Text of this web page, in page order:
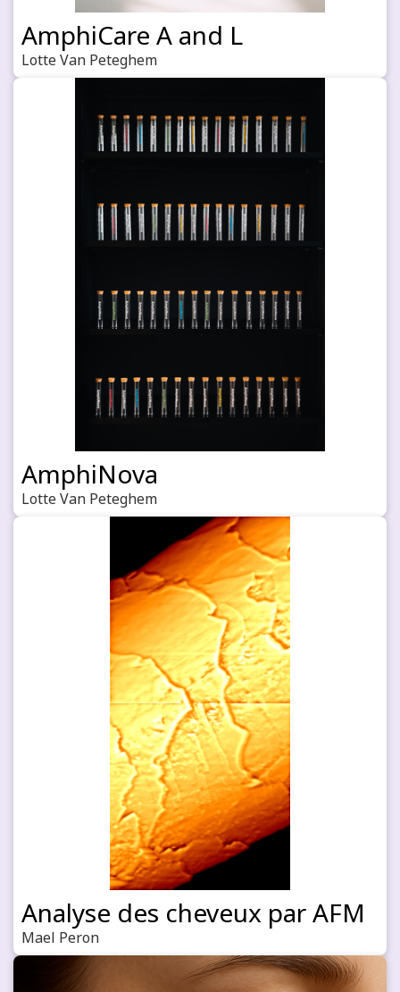
AmphiCare A and L
Lotte Van Peteghem
AmphiNova
Lotte Van Peteghem
Analyse des cheveux par AFM
Mael Peron